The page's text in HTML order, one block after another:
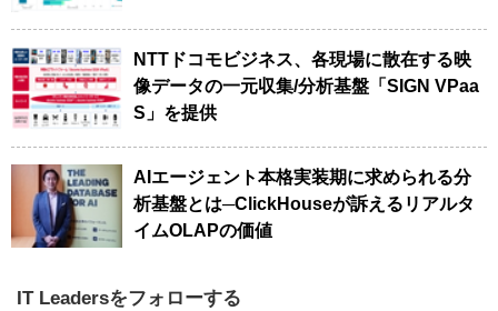
NTTドコモビジネス、各現場に散在する映
像データの一元収集/分析基盤「SIGN VPaa
S」を提供
AIエージェント本格実装期に求められる分
析基盤とは─ClickHouseが訴えるリアルタ
イムOLAPの価値
IT Leadersをフォローする